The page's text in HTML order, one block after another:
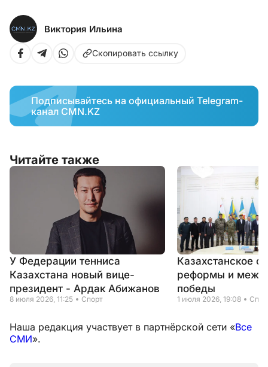
Виктория Ильина
Скопировать ссылку
Подписывайтесь на официальный Telegram-
канал CMN.KZ
Читайте также
У Федерации тенниса
Казахстана новый вице-
президент - Ардак Абижанов
8 июля 2026, 11:25 Спорт
Казахстанское
реформы и
победы
1 июля 2026, 19:08
Наша редакция участвует в партнёрской сети «Все
СМИ».